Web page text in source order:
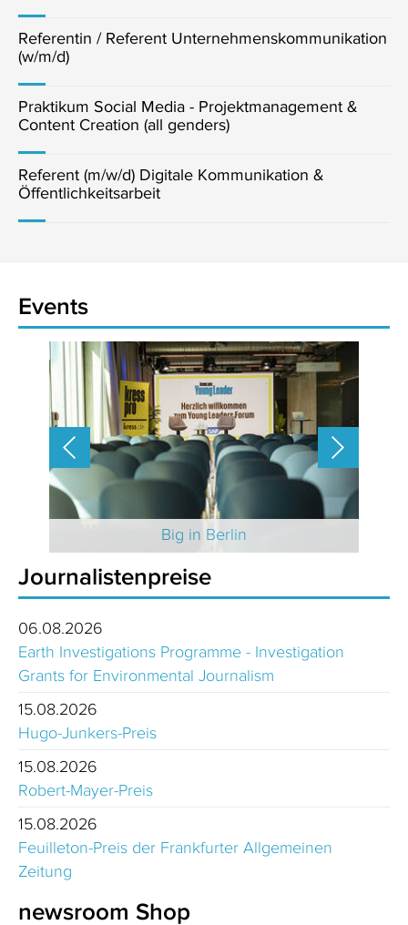
Referentin / Referent Unternehmenskommunikation
(w/m/d)
Praktikum Social Media - Projektmanagement &
Content Creation (all genders)
Referent (m/w/d) Digitale Kommunikation &
Öffentlichkeitsarbeit
Events
Big in Berlin
Journalistenpreise
06.08.2026
Earth Investigations Programme - Investigation
Grants for Environmental Journalism
15.08.2026
Hugo-Junkers-Preis
15.08.2026
Robert-Mayer-Preis
15.08.2026
Feuilleton-Preis der Frankfurter Allgemeinen
Zeitung
newsroom Shop